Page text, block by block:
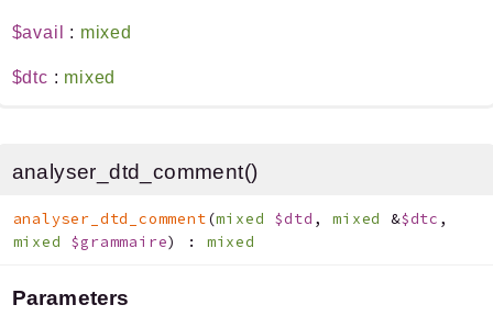
$avail : mixed
$dtc : mixed
analyser_dtd_comment()
analyser_dtd_comment(mixed $dtd ,mixed &$dtc ,
mixed $grammaire) : mixed
Parameters